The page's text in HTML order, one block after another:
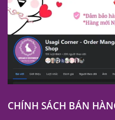
CHÍNH SÁCH BÁN